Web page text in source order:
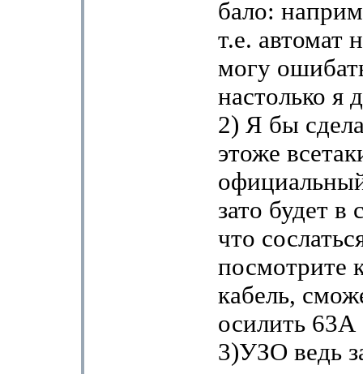
бало:
т.е. автомат
могу
настолько я
2) Я бы
этоже
зато будет в
что
посмотрите
кабель,
осилить 63А
3)УЗО ведь